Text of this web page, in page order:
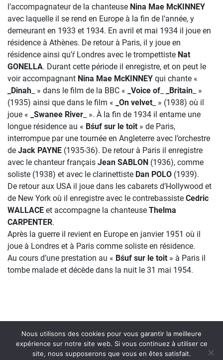
l’accompagnateur de la chanteuse Nina Mae McKINNEY
avec laquelle il se rend en Europe à la fin de l’année, y
demeurant en 1933 et 1934. En avril et mai 1934 il joue en
résidence à Athènes. De retour à Paris, il y joue en
résidence ainsi qu’ŕ Londres avec le trompettiste Nat
GONELLA. Durant cette période il enregistre, et on peut le
voir accompagnant Nina Mae McKINNEY qui chante «
_Dinah _ » dans le film de la BBC « _Voice of _Britain _ »
(1935) ainsi que dans le film «
_On velvet _ » (1938) où il
joue «
_Swanee River _ ». À la fin de 1934 il entame une
longue résidence au « Bśuf sur le toit » de Paris,
interrompue par une tournée en Angleterre avec l’orchestre
de Jack PAYNE (1935-36). De retour à Paris il enregistre
avec le chanteur français Jean SABLON (1936), comme
soliste (1938) et avec le clarinettiste Dan POLO (1939).
De retour aux USA il joue dans les cabarets d’Hollywood et
de New York où il enregistre avec le contrebassiste Cedric
WALLACE et accompagne la chanteuse Thelma
CARPENTER.
Après la guerre il revient en Europe en janvier 1951 où il
joue à Londres et à Paris comme soliste en résidence.
Au cours d’une prestation au « Bśuf sur le toit » à Paris il
tombe malade et décède dans la nuit le 31 mai 1954.
Nous utilisons des cookies pour vous garantir la meilleure
expérience sur notre site web. Si vous continuez à utiliser ce
site, nous supposerons que vous en êtes satisfait.